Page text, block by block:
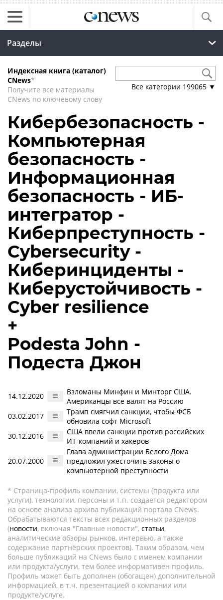
Разделы
Индексная книга (каталог)
CNews*
Получите все материалы
CNews по ключевому слову
Все категории 199065 ▼
Кибербезопасность -
Компьютерная
безопасность -
Информационная
безопасность - ИБ-
интегратор -
Киберпреступность -
Cybersecurity -
Киберинциденты -
Киберустойчивость -
Cyber resilience
+
Podesta John -
Подеста Джон
14.12.2020
Взломаны Минфин и Минторг США.
Американцы все валят на Россию
03.02.2017
Трамп смягчил санкции, чтобы ФСБ
обновила софт Microsoft
30.12.2016
США ввели санкции против российских
ИТ-компаний и хакеров
20.07.2000
Глава администрации Белого Дома
предложил ужесточить законы о
компьютерной преступности
* Страница-профиль компании, системы (продукта или
услуги), технологии, персоны и т.п. создается редактором
на основе анализа архива публикаций портала CNews.
Обрабатываются тексты всех редакционных разделов
(новости, включая "Главные новости", статьи,
аналитические обзоры рынков, интервью, а также
содержание партнёрских проектов). Таким образом, чем
больше публикаций на CNews было с именем компании
или продукта/услуги, тем более информативен профиль.
Профиль может быть дополнен (обогащен) дополнительной
информацией, в т.ч. презентацией о компании или
продукте/услуге.